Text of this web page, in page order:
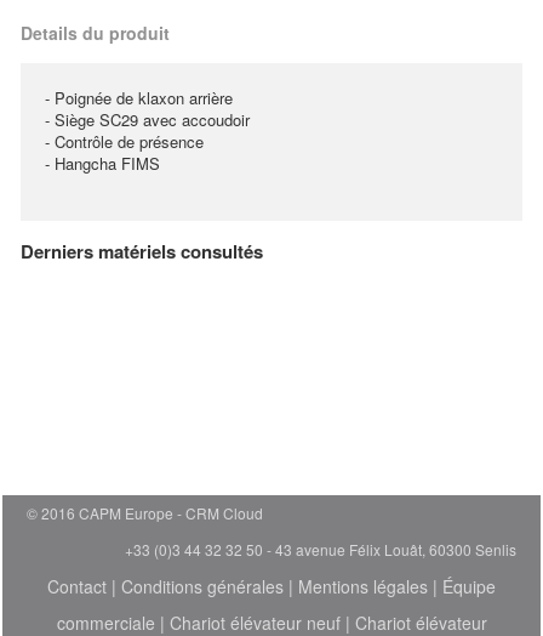
Details du produit
- Poignée de klaxon arrière
- Siège SC29 avec accoudoir
- Contrôle de présence
- Hangcha FIMS
Derniers matériels consultés
© 2016 CAPM Europe
CRM Cloud
+33 (0)3 44 32 32 50 - 43 avenue Félix Louât, 60300 Senlis
Contact | Conditions générales | Mentions légales | Équipe
commerciale | Chariot élévateur neuf| Chariot élévateur